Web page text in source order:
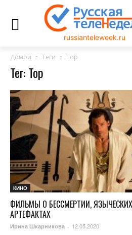
russianteleweek.ru
Домой Теги Тор
Тег: Тор
КИНО
ФИЛЬМЫ О БЕССМЕРТИИ,
АРТЕФАКТАХ
Ирина Шкарникова - 12.05.2020